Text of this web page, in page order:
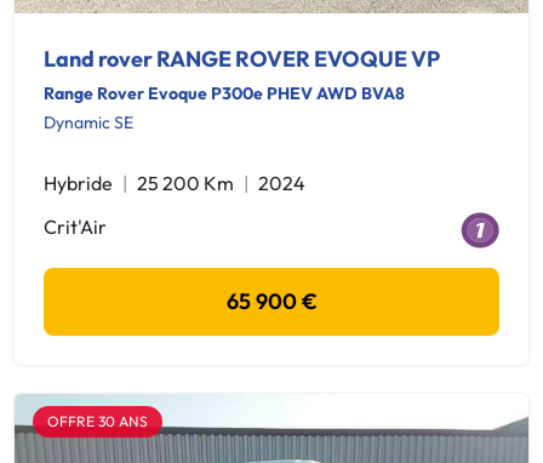
Land rover RANGE ROVER EVOQUE VP
Range Rover Evoque P300e PHEV AWD BVA8
Dynamic SE
Hybride 25 200 Km
2024
Crit'Air
65 900 €
OFFRE 30 ANS